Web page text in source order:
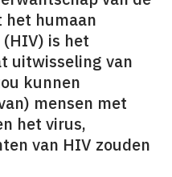
het humaan
is het
uitwisseling van
kunnen
mensen met
het virus,
van HIV zouden